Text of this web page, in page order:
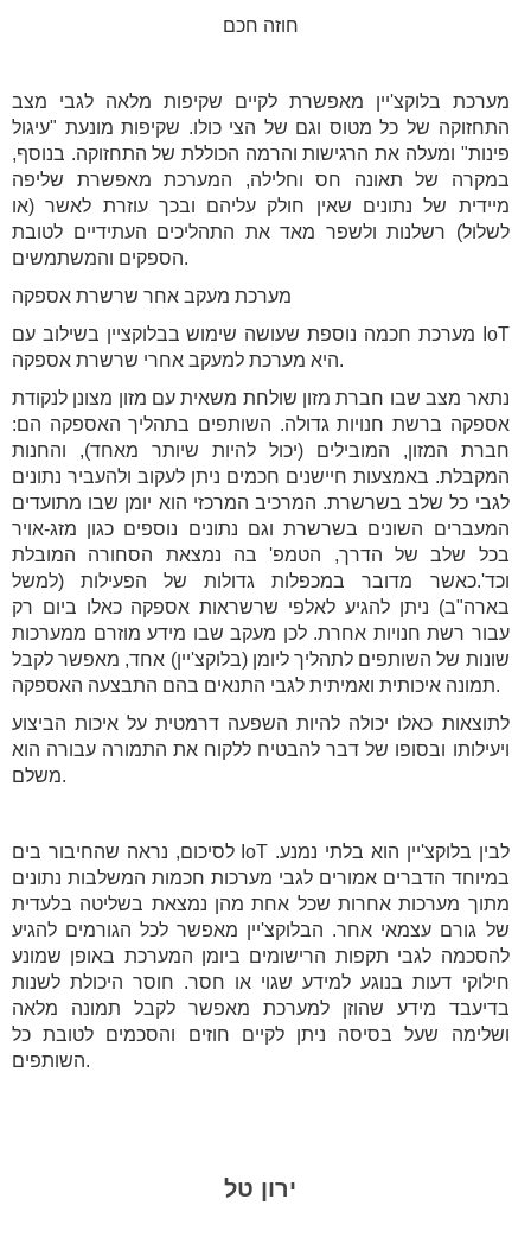
חוזה חכם
מערכת בלוקצ'יין מאפשרת לקיים שקיפות מלאה לגבי מצב
התחזוקה של כל מטוס וגם של הצי כולו. שקיפות מונעת "עיגול
פינות" ומעלה את הרגישות והרמה הכוללת של התחזוקה. בנוסף,
במקרה של תאונה חס וחלילה, המערכת מאפשרת שליפה
מיידית של נתונים שאין חולק עליהם ובכך עוזרת לאשר (או
לשלול) רשלנות ולשפר מאד את התהליכים העתידיים לטובת
הספקים והמשתמשים.
מערכת מעקב אחר שרשרת אספקה
מערכת חכמה נוספת שעושה שימוש בבלוקציין בשילוב עם IoT
היא מערכת למעקב אחרי שרשרת אספקה.
נתאר מצב שבו חברת מזון שולחת משאית עם מזון מצונן לנקודת
אספקה ברשת חנויות גדולה. השותפים בתהליך האספקה הם:
חברת המזון, המובילים (יכול להיות שיותר מאחד), והחנות
המקבלת. באמצעות חיישנים חכמים ניתן לעקוב ולהעביר נתונים
לגבי כל שלב בשרשרת. המרכיב המרכזי הוא יומן שבו מתועדים
המעברים השונים בשרשרת וגם נתונים נוספים כגון מזג-אויר
בכל שלב של הדרך, הטמפ' בה נמצאת הסחורה המובלת
וכד'.כאשר מדובר במכפלות גדולות של הפעילות (למשל
בארה"ב) ניתן להגיע לאלפי שרשראות אספקה כאלו ביום רק
עבור רשת חנויות אחרת. לכן מעקב שבו מידע מוזרם ממערכות
שונות של השותפים לתהליך ליומן (בלוקצ'יין) אחד, מאפשר לקבל
תמונה איכותית ואמיתית לגבי התנאים בהם התבצעה האספקה.
לתוצאות כאלו יכולה להיות השפעה דרמטית על איכות הביצוע
ויעילותו ובסופו של דבר להבטיח ללקוח את התמורה עבורה הוא
משלם.
לסיכום, נראה שהחיבור בים IoT לבין בלוקצ'יין הוא בלתי נמנע.
במיוחד הדברים אמורים לגבי מערכות חכמות המשלבות נתונים
מתוך מערכות אחרות שכל אחת מהן נמצאת בשליטה בלעדית
של גורם עצמאי אחר. הבלוקצ'יין מאפשר לכל הגורמים להגיע
להסכמה לגבי תקפות הרישומים ביומן המערכת באופן שמונע
חילוקי דעות בנוגע למידע שגוי או חסר. חוסר היכולת לשנות
בדיעבד מידע שהוזן למערכת מאפשר לקבל תמונה מלאה
ושלימה שעל בסיסה ניתן לקיים חוזים והסכמים לטובת כל
השותפים.
ירון טל